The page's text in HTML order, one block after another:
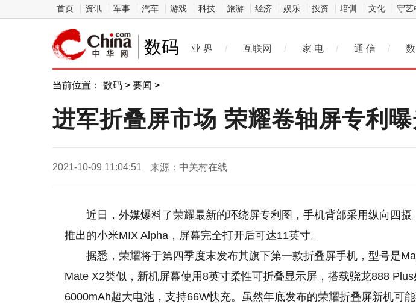
首页 资讯 军事 汽车 游戏 科技 旅游 经济 娱乐 投资 培训 文化 守艺
数码 业 界 / 互联网 / 家 电 / 通 信 /
当前位置： 数码 > 要闻 >
进军折叠屏市场 荣耀卷轴屏专利
2021-10-09 11:04:51 来源：中关村在线
近日，外媒爆料了荣耀最新的环绕屏专利图，手机背部采用纵向四
推出的小米MIX Alpha，屏幕完全打开后可达11英寸。
据悉，荣耀将于第四季度末发布其旗下第一款折叠屏手机，型号是
Mate X2类似，新机屏幕使用8英寸柔性可折叠显示屏，搭载骁龙888
6000mAh超大电池，支持66W快充。虽然年底发布的荣耀折叠屏新机可